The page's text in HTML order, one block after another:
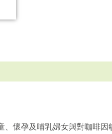
懷孕及哺乳婦女與對咖啡因